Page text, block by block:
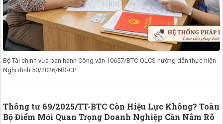
Bộ Tài chính vừa ban hành Công văn 10657/BTC-QLCS hướng dẫn thực hiện
Nghị định 50/2026/NĐ-CP.
Thông tư 69/2025/TT-BTC Còn Hiệu Lực Không? Toàn
Bộ Điểm Mới Quan Trọng Doanh Nghiệp Cần Nắm Rõ